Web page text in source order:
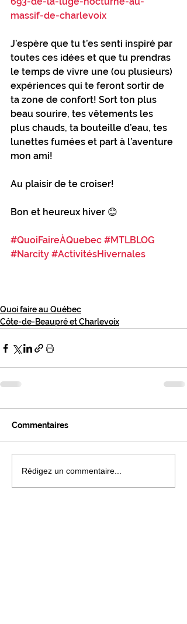
massif-de-charlevoix
J’espère que tu t’es senti inspiré par
toutes ces idées et que tu prendras
le temps de vivre une (ou plusieurs)
expériences qui te feront sortir de
ta zone de confort! Sort ton plus
beau sourire, tes vêtements les
plus chauds, ta bouteille d’eau, tes
lunettes fumées et part à l’aventure
mon ami!
Au plaisir de te croiser!
Bon et heureux hiver 😊
#QuoiFaireÀQuebec #MTLBLOG
#Narcity #ActivitésHivernales
Quoi faire au Québec
Côte-de-Beaupré et Charlevoix
Commentaires
Rédigez un commentaire...